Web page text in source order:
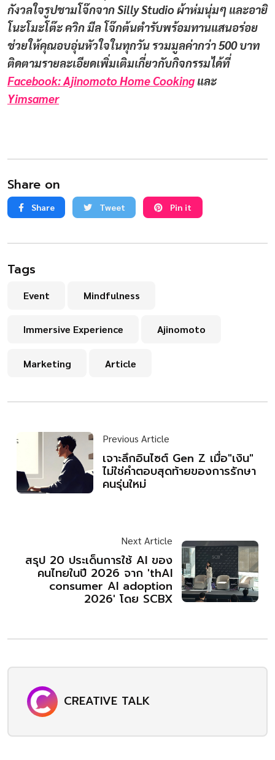
กังวลใจรูปชามโจ๊กจาก Silly Studio ผ้าห่มนุ่มๆ และอายิ
โนะโมะโต๊ะ ควิก มีล โจ๊กต้นตำรับพร้อมทานแสนอร่อย
ช่วยให้คุณอบอุ่นหัวใจในทุกวัน รวมมูลค่ากว่า 500 บาท
ติดตามรายละเอียดเพิ่มเติมเกี่ยวกับกิจกรรมได้ที่
Facebook: Ajinomoto Home Cookingและ
Yimsamer
Share on
Share Tweet Pin it
Tags
Event Mindfulness
Immersive Experience Ajinomoto
Marketing Article
Previous Article
เจาะลึกอินไซต์ Gen Z เมื่อ"เงิน"
ไม่ใช่คำตอบสุดท้ายของการรักษา
คนรุ่นใหม่
Next Article
สรุป 20 ประเด็นการใช้ AI ของ
คนไทยในปี 2026 จาก 'thAI
consumer AI adoption
2026' โดย SCBX
CREATIVE TALK